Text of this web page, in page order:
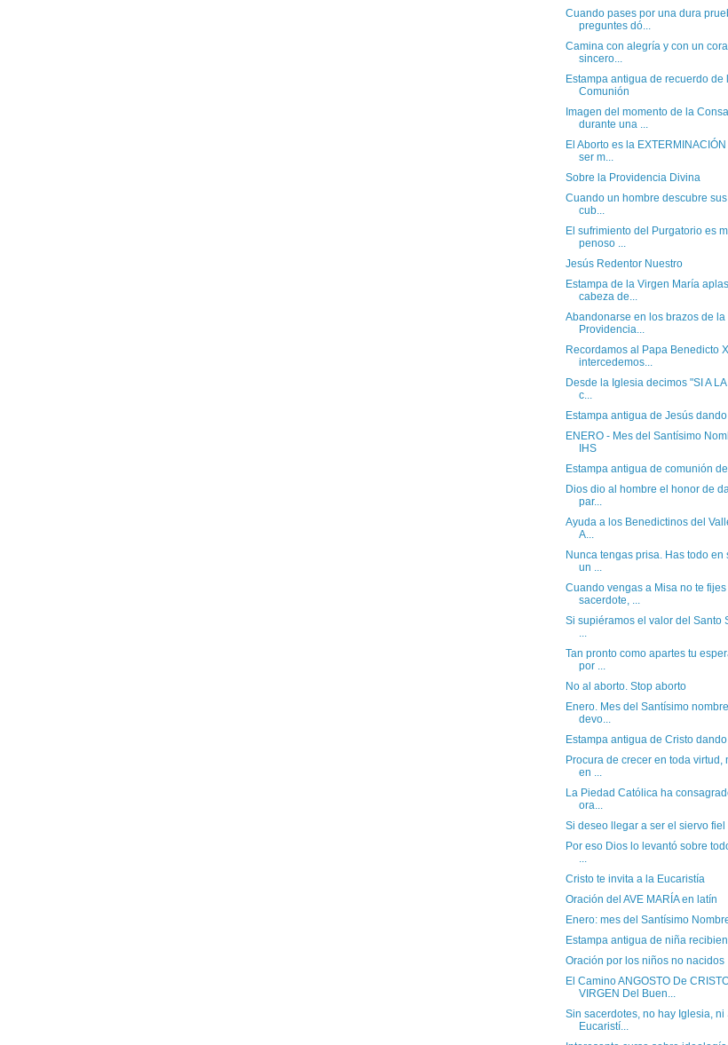
Cuando pases por una dura
preguntes dó...
Camina con alegría y con un
sincero...
Estampa antigua de recuerdo de
Comunión
Imagen del momento de la
durante una ...
El Aborto es la
ser m...
Sobre la Providencia Divina
Cuando un hombre descubre
cub...
El sufrimiento del Purgatorio es
penoso ...
Jesús Redentor Nuestro
Estampa de la Virgen María
cabeza de...
Abandonarse en los brazos de
Providencia...
Recordamos al Papa Benedicto
intercedemos...
Desde la Iglesia decimos "SI A
c...
Estampa antigua de Jesús
ENERO - Mes del Santísimo
IHS
Estampa antigua de comunión
Dios dio al hombre el honor de
par...
Ayuda a los Benedictinos del
A...
Nunca tengas prisa. Has todo en
un ...
Cuando vengas a Misa no te
sacerdote, ...
Si supiéramos el valor del Santo
...
Tan pronto como apartes tu
por ...
No al aborto. Stop aborto
Enero. Mes del Santísimo
devo...
Estampa antigua de Cristo
Procura de crecer en toda virtud,
en ...
La Piedad Católica ha
ora...
Si deseo llegar a ser el siervo fiel
Por eso Dios lo levantó sobre
...
Cristo te invita a la Eucaristía
Oración del AVE MARÍA en latín
Enero: mes del Santísimo
Estampa antigua de niña
Oración por los niños no nacidos
El Camino ANGOSTO De
VIRGEN Del Buen...
Sin sacerdotes, no hay Iglesia, ni
Eucaristí...